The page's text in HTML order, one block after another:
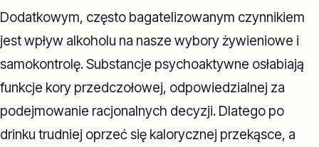
Dodatkowym, często bagatelizowanym czynnikiem
jest wpływ alkoholu na nasze wybory żywieniowe i
samokontrolę. Substancje psychoaktywne osłabiają
funkcje kory przedczołowej, odpowiedzialnej za
podejmowanie racjonalnych decyzji. Dlatego po
drinku trudniej oprzeć się kalorycznej przekąsce, a